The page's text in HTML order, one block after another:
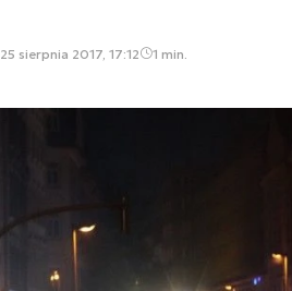
25 sierpnia 2017, 17:12 1 min.